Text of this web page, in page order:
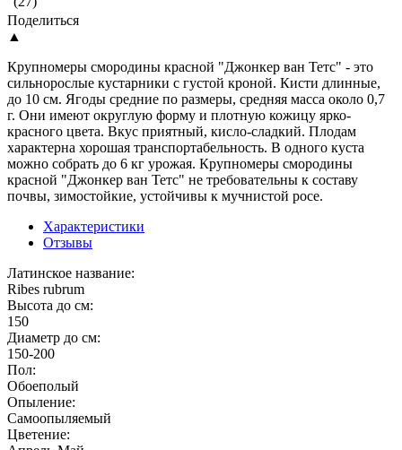
Поделиться
▲
Крупномеры смородины красной "Джонкер ван Тетс" - это
сильнорослые кустарники с густой кроной. Кисти длинные,
до 10 см. Ягоды средние по размеры, средняя масса около 0,7
г. Они имеют округлую форму и плотную кожицу ярко-
красного цвета. Вкус приятный, кисло-сладкий. Плодам
характерна хорошая транспортабельность. В одного куста
можно собрать до 6 кг урожая. Крупномеры смородины
красной "Джонкер ван Тетс" не требовательны к составу
почвы, зимостойкие, устойчивы к мучнистой росе.
Характеристики
Отзывы
Латинское название:
Ribes rubrum
Высота до см:
150
Диаметр до см:
150-200
Пол:
Обоеполый
Опыление:
Самоопыляемый
Цветение: